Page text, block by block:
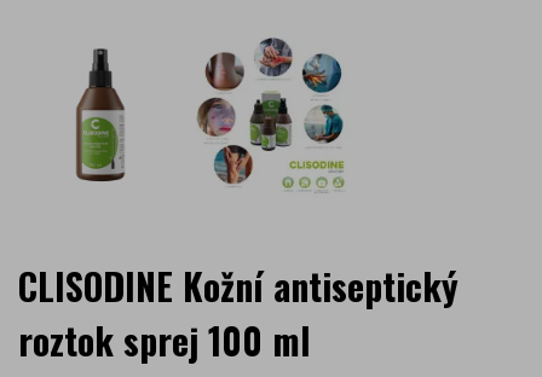
CLISODINE Kožní antiseptický
roztok sprej 100 ml